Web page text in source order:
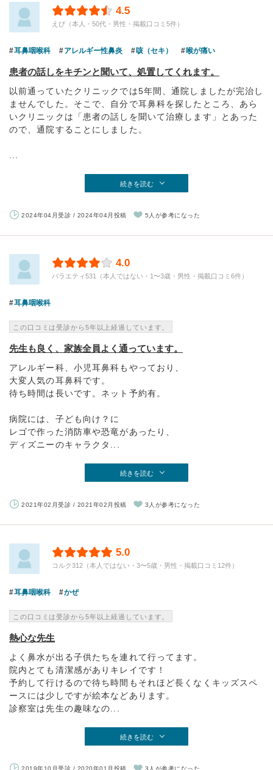
4.5
えび（本人・50代・男性・掲載口コミ5件）
耳鼻咽喉科 アレルギー性鼻炎 咳（セキ） 喉が痛い
患者の話しをキチンと聞いて、処置してくれます。
以前通っていたクリニックでは5年間、通院しましたが完治し
ませんでした。そこで、自分で耳鼻科を探したところ、あら
いクリニックは「患者の話しを聞いて治療します」とあった
ので、通院することにしました。
続きを読む
2024年04月受診 / 2024年04月投稿 5人が参考になった
4.0
バラエティ531（本人ではない・1〜3歳・男性・掲載口コミ6件）
耳鼻咽喉科
この口コミは受診から5年以上経過しています。
先生も良く、家族全員よく通っています。
アレルギー科、小児耳鼻科もやっており、
大変人気の耳鼻科です。
待ち時間は長いです。ネット予約有。
病院には、子ども向け？に
レゴで作った消防車や恐竜があったり、
ディズニーのキャラクタ...
続きを読む
2021年02月受診 / 2021年02月投稿 3人が参考になった
5.0
コルク312（本人ではない・3〜5歳・男性・掲載口コミ12件）
耳鼻咽喉科 かぜ
この口コミは受診から5年以上経過しています。
熱心な先生
よく鼻水が出る子供たちを連れて行ってます。
院内とても清潔感がありキレイです！
予約して行けるので待ち時間もそれほど長くなくキッズスペ
ースには少しですが絵本などあります。
診察室は先生の趣味なの...
続きを読む
2019年10月受診 / 2020年01月投稿 3人が参考になった